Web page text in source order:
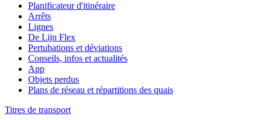
Planificateur d'itinéraire
Arrêts
Lignes
De Lijn Flex
Pertubations et déviations
Conseils, infos et actualités
App
Objets perdus
Plans de réseau et répartitions des quais
Titres de transport